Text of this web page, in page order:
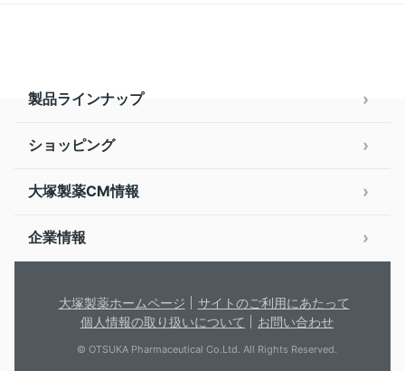
製品ラインナップ
ショッピング
大塚製薬CM情報
企業情報
大塚製薬ホームページ
サイトのご利用にあたって
個人情報の取り扱いについて
お問い合わせ
© OTSUKA Pharmaceutical Co.Ltd. All Rights Reserved.